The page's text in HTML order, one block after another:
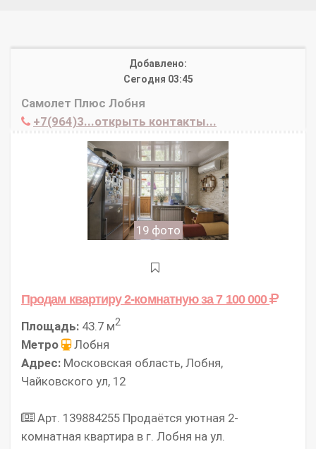
Добавлено:
Сегодня 03:45
Самолет Плюс Лобня
+7(964)3...открыть контакты...
19 фото
Продам квартиру 2-комнатнуюза 7 100 000
Площадь: 43.7 м2
Метро
Лобня
Адрес: Московская область, Лобня,
Чайковского ул, 12
Арт. 139884255 Продаётся уютная 2-
комнатная квартира в г. Лобня на ул.